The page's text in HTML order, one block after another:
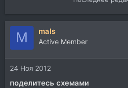
M mals
Active Member
24 Ноя 2012
поделитесь схемами